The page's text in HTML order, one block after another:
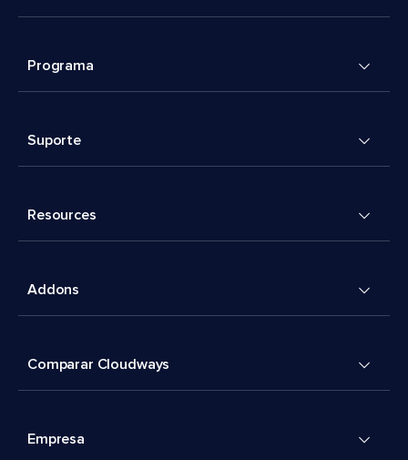
Programa
Suporte
Resources
Addons
Comparar Cloudways
Empresa